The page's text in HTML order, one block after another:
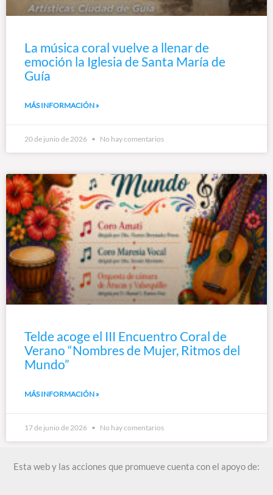
La música coral vuelve a llenar de
emoción la Iglesia de Santa María de
Guía
MÁS INFORMACIÓN »
20 de junio de 2026 No hay comentarios
Telde acoge el III Encuentro Coral de
Verano “Nombres de Mujer, Ritmos del
Mundo”
MÁS INFORMACIÓN »
17 de junio de 2026 No hay comentarios
Esta web y las acciones que promueve cuenta con el apoyo de: